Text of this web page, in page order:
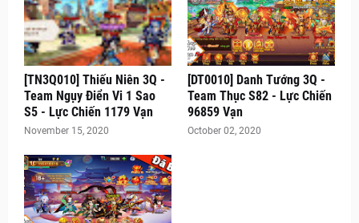
[TN3Q010] Thiếu Niên 3Q -
Team Ngụy Điển Vi 1 Sao
S5 - Lực Chiến 1179 Vạn
November 15, 2020
[DT0010] Danh Tướng 3Q -
Team Thục S82 - Lực Chiến
96859 Vạn
October 02, 2020